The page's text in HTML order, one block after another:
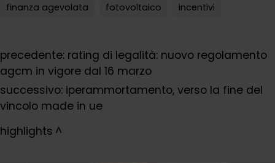
finanza agevolata
fotovoltaico incentivi
precedente: rating di legalità: nuovo regolamento
agcm in vigore dal 16 marzo
successivo: iperammortamento, verso la fine del
vincolo made in ue
highlights